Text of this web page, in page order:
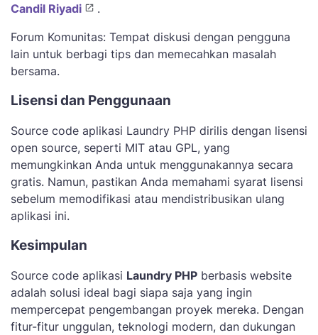
Candil Riyadi
.
Forum Komunitas: Tempat diskusi dengan pengguna
lain untuk berbagi tips dan memecahkan masalah
bersama.
Lisensi dan Penggunaan
Source code aplikasi Laundry PHP dirilis dengan lisensi
open source, seperti MIT atau GPL, yang
memungkinkan Anda untuk menggunakannya secara
gratis. Namun, pastikan Anda memahami syarat lisensi
sebelum memodifikasi atau mendistribusikan ulang
aplikasi ini.
Kesimpulan
Source code aplikasi Laundry PHP berbasis website
adalah solusi ideal bagi siapa saja yang ingin
mempercepat pengembangan proyek mereka. Dengan
fitur-fitur unggulan, teknologi modern, dan dukungan